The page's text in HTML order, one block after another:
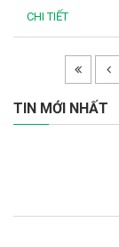
CHI TIẾT
TIN MỚI NHẤT